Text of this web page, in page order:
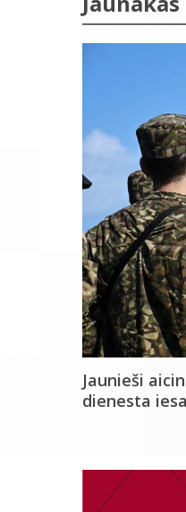
Jaunieši
dienesta